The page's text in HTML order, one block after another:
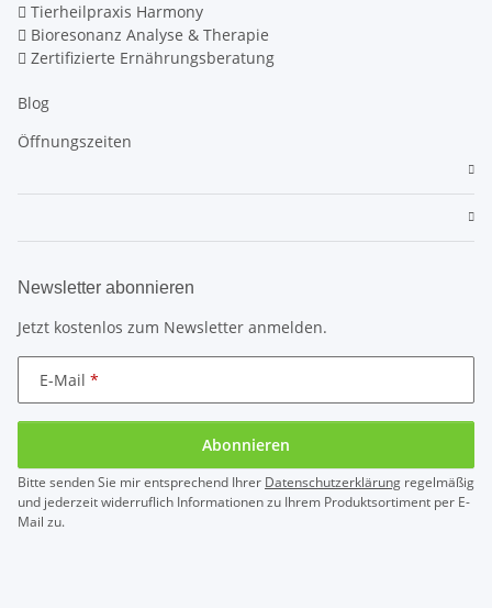
Tierheilpraxis Harmony
Bioresonanz Analyse & Therapie
Zertifizierte Ernährungsberatung
Blog
Öffnungszeiten
Newsletter abonnieren
Jetzt kostenlos zum Newsletter anmelden.
E-Mail
Abonnieren
Bitte senden Sie mir entsprechend Ihrer Datenschutzerklärung regelmäßig
und jederzeit widerruflich Informationen zu Ihrem Produktsortiment per E-
Mail zu.